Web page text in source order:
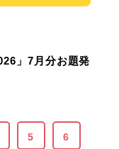
」7月分お題発
5 6